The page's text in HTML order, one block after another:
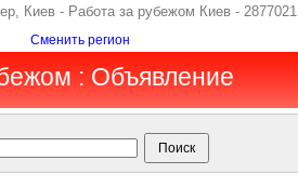
Киев - Работа за рубежом Киев - 2877021
Сменить регион
: Объявление